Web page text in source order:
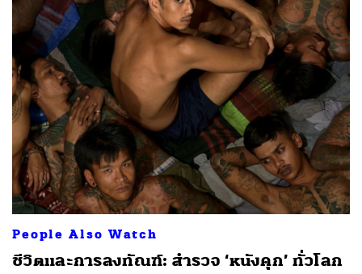
People Also Watch
ชีวิตและการลงทัณฑ์: สำรวจ ‘หนังคุก’ ทั่วโลก
ค้นหา
SHARE TWEET